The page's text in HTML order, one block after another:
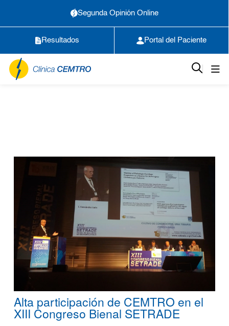
Segunda Opinión Online
Resultados Portal del Paciente
Alta participación de CEMTRO en el
XIII Congreso Bienal SETRADE